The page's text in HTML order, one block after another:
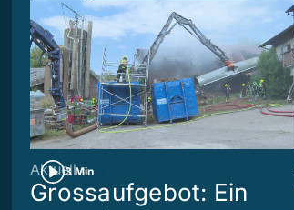
3 Min
Aktuell
Grossaufgebot: Ein